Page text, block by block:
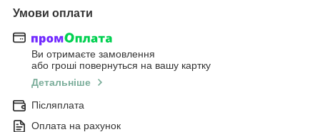
Умови оплати
Ви отримаєте замовлення
або гроші повернуться на вашу картку
Детальніше
Післяплата
Оплата на рахунок